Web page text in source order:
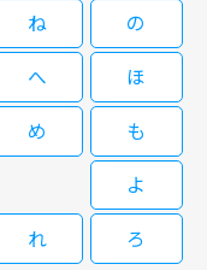
ね
の
へ
ほ
め
も
よ
れ
ろ